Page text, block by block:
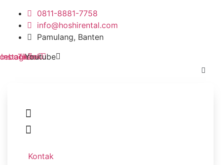
content
0811-8881-7758
info@hoshirental.com
Pamulang, Banten
Instagram
Tiktok
Youtube
Kontak